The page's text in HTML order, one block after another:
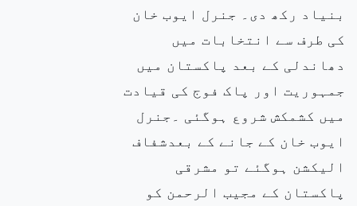
بنیاد رکھ دی۔ جنرل ایوب خان
کی طرف سے انتخابات میں
دھاندلی کے بعد پاکستان میں
جمہوریت اور پاک فوج کی قیادت
میں کشمکش شروع ہوگئی ۔جنرل
ایوب خان کے جانے کے بعدشفاف
الیکشن ہوگئے تو مشرقی
پاکستان کے مجیب الرحمن کو